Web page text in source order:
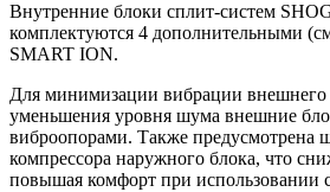
Внутренние блоки сплит-систем
комплектуются 4 дополнительными
SMART ION.
Для минимизации вибрации внешнего
уменьшения уровня шума внешние
виброопорами. Также предусмотрена
компрессора наружного блока, что
повышая комфорт при использовании